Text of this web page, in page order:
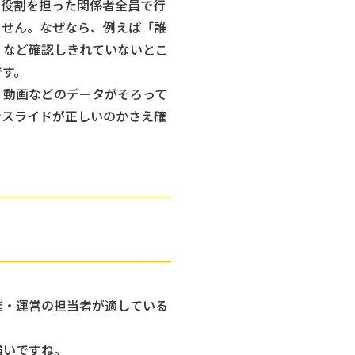
割を担った関係者全員で行
ん。なぜなら、例えば「誰
ど確認しきれていないとこ
。
画などのデータがそろって
ライドが正しいのかさえ確
運営の担当者が適している
ですね。